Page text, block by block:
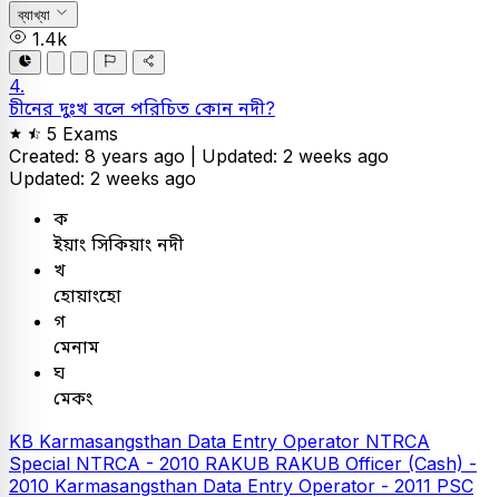
ব্যাখ্যা
1.4k
4.
চীনের দুঃখ বলে পরিচিত কোন নদী?
5 Exams
Created: 8 years ago | Updated: 2 weeks ago
Updated: 2 weeks ago
ক
ইয়াং সিকিয়াং নদী
খ
হোয়াংহো
গ
মেনাম
ঘ
মেকং
KB Karmasangsthan Data Entry Operator NTRCA
Special NTRCA - 2010 RAKUB RAKUB Officer (Cash) -
2010 Karmasangsthan Data Entry Operator - 2011 PSC